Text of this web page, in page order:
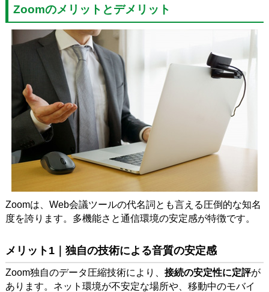
Zoomのメリットとデメリット
Zoomは、Web会議ツールの代名詞とも言える圧倒的な知名
度を誇ります。多機能さと通信環境の安定感が特徴です。
メリット1｜独自の技術による音質の安定感
Zoom独自のデータ圧縮技術により、 接続の安定性に定評が
あります。ネット環境が不安定な場所や、移動中のモバイ